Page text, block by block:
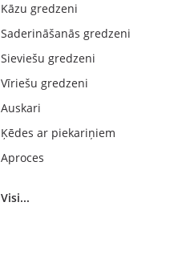
Kāzu gredzeni
Saderināšanās gredzeni
Sieviešu gredzeni
Vīriešu gredzeni
Auskari
Ķēdes ar piekariņiem
Aproces
Visi...